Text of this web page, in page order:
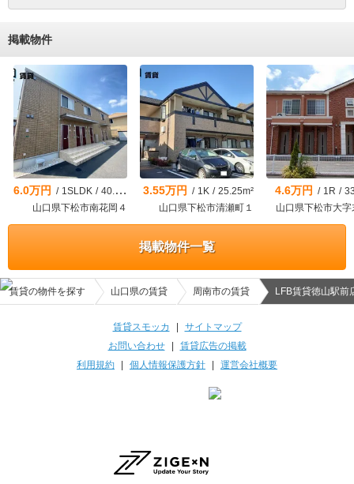
掲載物件
6.0万円 / 1SLDK / 40.72m²
山口県下松市南花岡４
3.55万円 / 1K / 25.25m²
山口県下松市清瀬町１
4.6万円 / 1R /
山口県下松市大字
掲載物件一覧
賃貸の物件を探す 山口県の賃貸 周南市の賃貸 LFB賃貸徳山駅前
賃貸スモッカ
サイトマップ
お問い合わせ| 賃貸広告の掲載
利用規約
個人情報保護方針 運営会社概要